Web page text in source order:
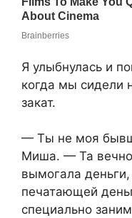
Я улыбнулась и
когда мы сидели
закат.
— Ты не моя
Миша. — Та
вымогала
печатающей
специально